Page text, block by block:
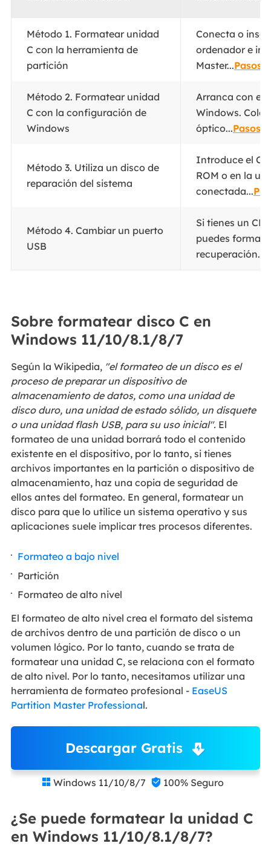
Método 1. Formatear unidad
C con la herramienta de
partición
Conecta o
ordenador e
Master...Pasos
Método 2. Formatear unidad
C con la configuración de
Windows
Arranca con el
Windows.
óptico...Pasos
Método 3. Utiliza un disco de
reparación del sistema
Introduce el
ROM o en la
conectada...
Método 4. Cambiar un puerto
USB
Si tienes un CD
puedes
recuperación...
Sobre formatear disco C en
Windows 11/10/8.1/8/7
Según la Wikipedia, "el formateo de un disco es el
proceso de preparar un dispositivo de
almacenamiento de datos, como una unidad de
disco duro, una unidad de estado sólido, un disquete
o una unidad flash USB, para su uso inicial".El
formateo de una unidad borrará todo el contenido
existente en el dispositivo, por lo tanto, si tienes
archivos importantes en la partición o dispositivo de
almacenamiento, haz una copia de seguridad de
ellos antes del formateo. En general, formatear un
disco para que lo utilice un sistema operativo y sus
aplicaciones suele implicar tres procesos diferentes.
Formateo a bajo nivel
Partición
Formateo de alto nivel
El formateo de alto nivel crea el formato del sistema
de archivos dentro de una partición de disco o un
volumen lógico. Por lo tanto, cuando se trata de
formatear una unidad C, se relaciona con el formato
de alto nivel. Por lo tanto, necesitamos utilizar una
herramienta de formateo profesional - EaseUS
Partition Master Professional.
Descargar Gratis
 Windows 11/10/8/7  100% Seguro
¿Se puede formatear la unidad C
en Windows 11/10/8.1/8/7?